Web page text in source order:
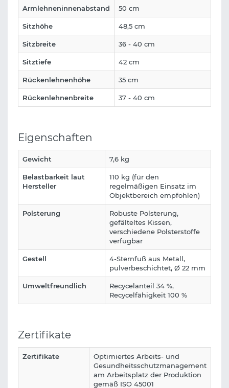
Armlehneninnenabstand 50 cm
Sitzhöhe 48,5 cm
Sitzbreite 36 - 40 cm
Sitztiefe 42 cm
Rückenlehnenhöhe 35 cm
Rückenlehnenbreite 37 - 40 cm
Eigenschaften
Gewicht 7,6 kg
Belastbarkeit laut
Hersteller
110 kg (für den
regelmäßigen Einsatz im
Objektbereich empfohlen)
Polsterung
Robuste Polsterung,
gefälteltes Kissen,
verschiedene Polsterstoffe
verfügbar
Gestell
4-Sternfuß aus Metall,
pulverbeschichtet, Ø 22 mm
Umweltfreundlich
Recycelanteil 34 %,
Recycelfähigkeit 100 %
Zertifikate
Zertifikate
Optimiertes Arbeits- und
Gesundheitsschutzmanagement
am Arbeitsplatz der Produktion
gemäß ISO 45001